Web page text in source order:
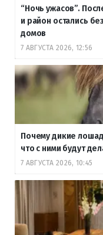
“Ночь ужасов”.
и район остались
домов
7 АВГУСТА 2026, 12:56
Почему дикие
что с ними будут
7 АВГУСТА 2026, 10:45